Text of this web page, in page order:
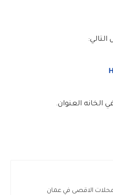
العنوان.
الاقصى في عمان